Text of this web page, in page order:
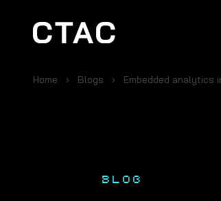
Home Blogs Embedded analytics
BLOG